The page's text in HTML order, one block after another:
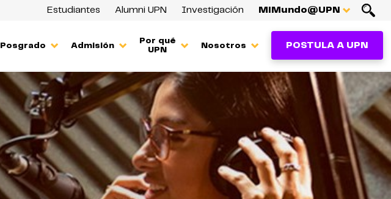
Estudiantes Alumni UPN Investigación MiMundo@UPN
Posgrado Admisión
Por qué
UPN
Nosotros POSTULA A UPN